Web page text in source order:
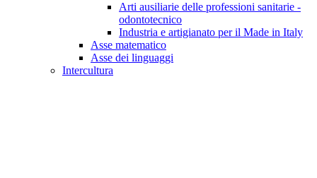
Arti ausiliarie delle professioni sanitarie -
odontotecnico
Industria e artigianato per il Made in Italy
Asse matematico
Asse dei linguaggi
Intercultura